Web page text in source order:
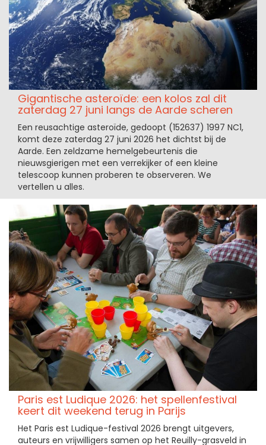
Gigantische asteroïde: een kolos zal dit
zaterdag 27 juni langs de Aarde scheren
Een reusachtige asteroïde, gedoopt (152637) 1997 NC1,
komt deze zaterdag 27 juni 2026 het dichtst bij de
Aarde. Een zeldzame hemelgebeurtenis die
nieuwsgierigen met een verrekijker of een kleine
telescoop kunnen proberen te observeren. We
vertellen u alles.
Paris est Ludique 2026: het spellenfestival
keert dit weekend terug in Parijs
Het Paris est Ludique-festival 2026 brengt uitgevers,
auteurs en vrijwilligers samen op het Reuilly-grasveld in